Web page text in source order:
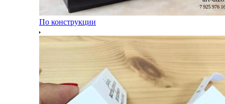
По конструкции